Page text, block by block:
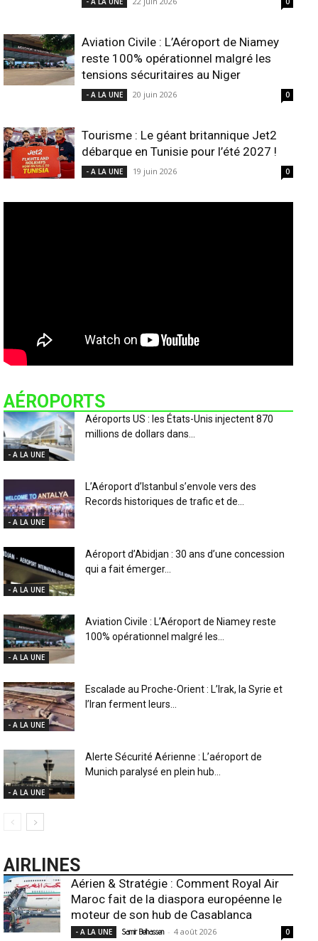
Aviation Civile : L’Aéroport de Niamey
reste 100% opérationnel malgré les
tensions sécuritaires au Niger
- A LA UNE 20 juin 2026 0
Tourisme : Le géant britannique Jet2
débarque en Tunisie pour l’été 2027 !
- A LA UNE 19 juin 2026 0
AÉROPORTS
- A LA UNE
Aéroports US : les États-Unis injectent 870
millions de dollars dans...
- A LA UNE
L’Aéroport d’Istanbul s’envole vers des
Records historiques de trafic et de...
- A LA UNE
Aéroport d’Abidjan : 30 ans d’une concession
qui a fait émerger...
- A LA UNE
Aviation Civile : L’Aéroport de Niamey reste
100% opérationnel malgré les...
- A LA UNE
Escalade au Proche-Orient : L’Irak, la Syrie et
l’Iran ferment leurs...
- A LA UNE
Alerte Sécurité Aérienne : L’aéroport de
Munich paralysé en plein hub...
AIRLINES
Aérien & Stratégie : Comment Royal Air
Maroc fait de la diaspora européenne le
moteur de son hub de Casablanca
- A LA UNE Samir Belhassen - 4 août 2026 0